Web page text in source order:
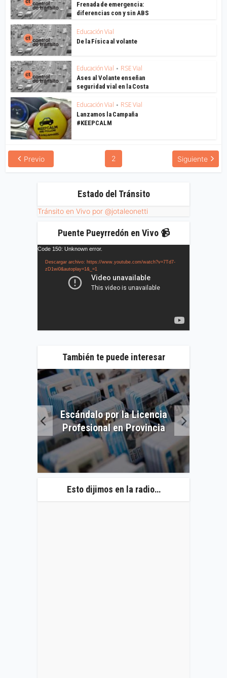
Frenada de emergencia:
diferencias con y sin ABS
Educación Vial
De la Física al volante
Educación Vial • RSE Vial
Ases al Volante enseñan
seguridad vial en la Costa
Educación Vial • RSE Vial
Lanzamos la Campaña
#KEEPCALM
Previo 2 Siguiente
Estado del Tránsito
Tránsito en Vivo por @jotaleonetti
Puente Pueyrredón en Vivo 📹
Reproductor
de
vídeo
Code 150: Unknown error.
Descargar archivo: https://www.youtube.com/watch?v=7Td7-
zD1wi0&autoplay=1&_=1
También te puede interesar
Escándalo por la Licencia
Profesional en Provincia
Esto dijimos en la radio…